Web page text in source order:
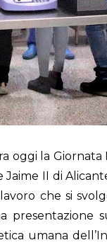
oggi la
II di
che si
presentazione
umana